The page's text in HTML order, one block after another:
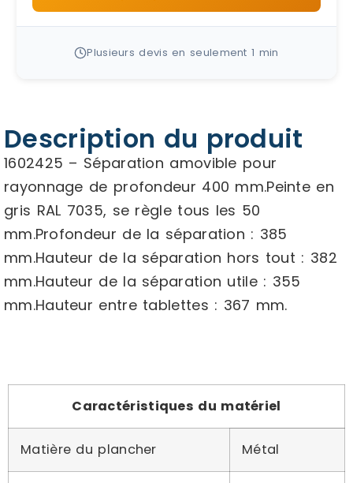
Plusieurs devis en seulement 1 min
Description du produit
1602425 – Séparation amovible pour
rayonnage de profondeur 400 mm.Peinte en
gris RAL 7035, se règle tous les 50
mm.Profondeur de la séparation : 385
mm.Hauteur de la séparation hors tout : 382
mm.Hauteur de la séparation utile : 355
mm.Hauteur entre tablettes : 367 mm.
Caractéristiques du matériel
Matière du plancher Métal